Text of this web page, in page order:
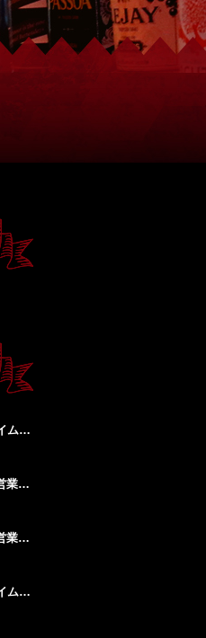
西中島BARおれたこBARタイムすたーと！
西中島BARおれたこランチ営業DAY！
西中島BARおれたこランチ営業DAY！
西中島BARおれたこBARタイムすたーと！